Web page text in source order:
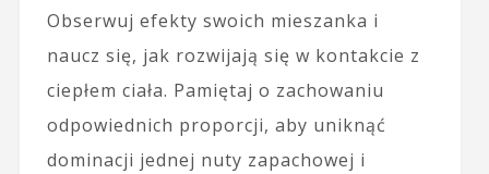
Obserwuj efekty swoich mieszanka i
naucz się, jak rozwijają się w kontakcie z
ciepłem ciała. Pamiętaj o zachowaniu
odpowiednich proporcji, aby uniknąć
dominacji jednej nuty zapachowej i